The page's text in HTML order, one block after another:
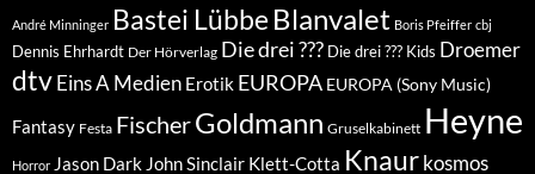
André Minninger Bastei Lübbe Blanvalet Boris Pfeiffer cbj
Dennis Ehrhardt Der Hörverlag Die drei ??? Die drei ??? Kids Droemer
dtvEins A Medien Erotik EUROPA EUROPA (Sony Music)
Fantasy Festa FischerGoldmann Gruselkabinett Heyne
Horror Jason Dark John Sinclair Klett-Cotta Knaur kosmos